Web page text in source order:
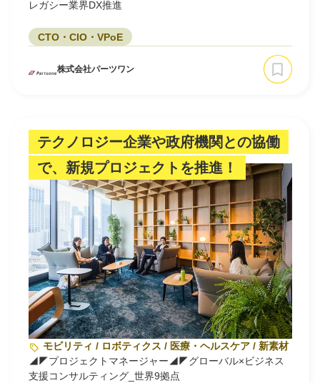
レガシー業界DX推進
CTO・CIO・VPoE
株式会社パーツワン
テクノロジー企業や政府機関との協働
で、新規プロジェクトを推進！
モビリティ / ロボティクス / 医療・ヘルスケア / 新素材・バ
◢◤プロジェクトマネージャー◢◤グローバル×ビジネス
支援コンサルティング_世界9拠点